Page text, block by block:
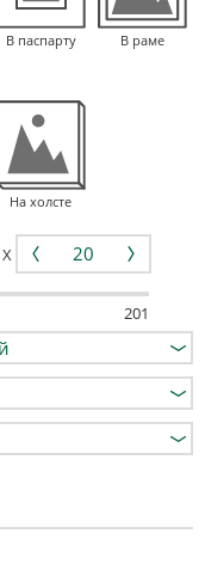
В паспарту В раме
На холсте
X
201